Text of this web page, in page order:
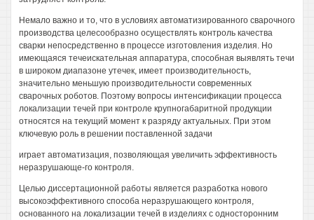
Немало важно и то, что в условиях автоматизированного сварочного
производства целесообразно осуществлять контроль качества
сварки непосредственно в процессе изготовления изделия. Но
имеющаяся течеискательная аппаратура, способная выявлять течи
в широком диапазоне утечек, имеет производительность,
значительно меньшую производительности современных
сварочных роботов. Поэтому вопросы интенсификации процесса
локализации течей при контроле крупногабаритной продукции
относятся на текущий момент к разряду актуальных. При этом
ключевую роль в решении поставленной задачи
играет автоматизация, позволяющая увеличить эффективность
неразрушающе-го контроля.
Целью диссертационной работы является разработка нового
высокоэффективного способа неразрушающего контроля,
основанного на локализации течей в изделиях с односторонним